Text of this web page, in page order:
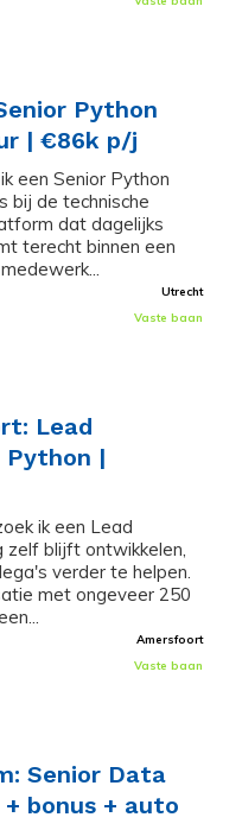
Python
| €86k p/j
een Senior Python
bij de technische
dat dagelijks
terecht binnen een
Utrecht
Vaste baan
Lead
|
ik een Lead
blijft ontwikkelen,
verder te helpen.
met ongeveer 250
Amersfoort
Vaste baan
Senior Data
bonus + auto